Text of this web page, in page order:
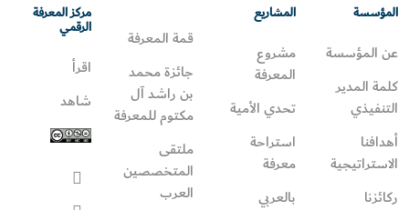
المؤسسة
عن المؤسسة
كلمة المدير
التنفيذي
أهدافنا
الاستراتيجية
ركائزنا
المشاريع
مشروع
المعرفة
تحدي الأمية
استراحة
معرفة
بالعربي
قمة المعرفة
جائزة محمد
بن راشد آل
مكتوم للمعرفة
ملتقى
المتخصصين
العرب
مركز المعرفة
الرقمي
اقرأ
شاهد